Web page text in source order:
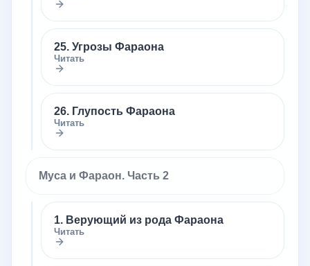
25. Угрозы Фараона
Читать
26. Глупость Фараона
Читать
Муса и Фараон. Часть 2
1. Верующий из рода Фараона
Читать